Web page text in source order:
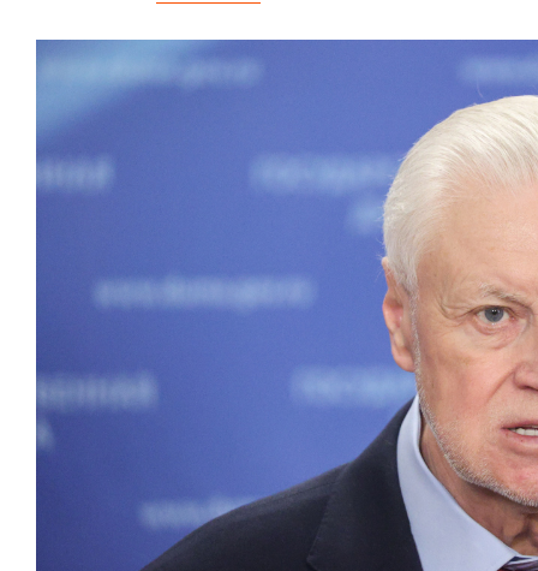
Рекомендуем
Как ГК «МИР ГРУПП» и ВТБ
создают оазис жилого
комфорта под Казанью
Рекомендуем
150
ID вместо